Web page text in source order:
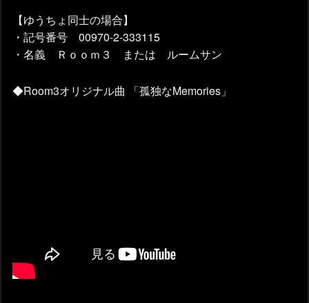
【ゆうちょ同士の場合】
・記号番号 00970-2-333115
・名義 Ｒｏｏｍ３ または ルームサン
◆Room3オリジナル曲 「孤独なMemories」